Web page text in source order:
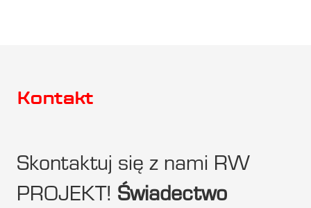
Kontakt
Skontaktuj się z nami RW
PROJEKT! Świadectwo